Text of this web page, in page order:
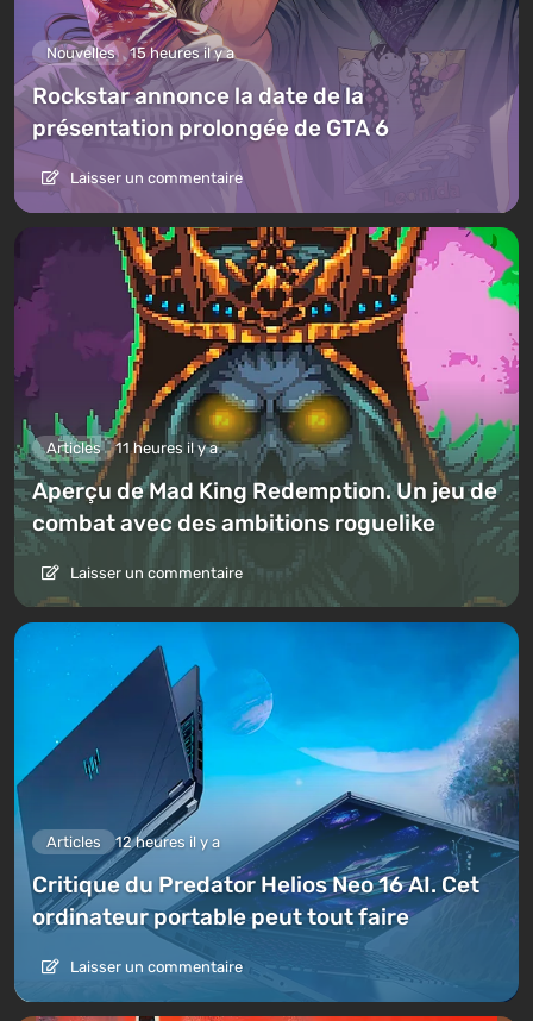
Nouvelles 15 heures il y a
Rockstar annonce la date de la
présentation prolongée de GTA 6
Laisser un commentaire
Articles 11 heures il y a
Aperçu de Mad King Redemption. Un jeu de
combat avec des ambitions roguelike
Laisser un commentaire
Articles 12 heures il y a
Critique du Predator Helios Neo 16 AI. Cet
ordinateur portable peut tout faire
Laisser un commentaire